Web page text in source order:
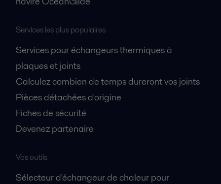
Services les plus populaires
Services pour échangeurs thermiques à
plaques et joints
Calculez combien de temps dureront vos joints
Pièces détachées d'origine
Fiches de sécurité
Devenez partenaire
Vos outils
Sélecteur d'échangeur de chaleur pour